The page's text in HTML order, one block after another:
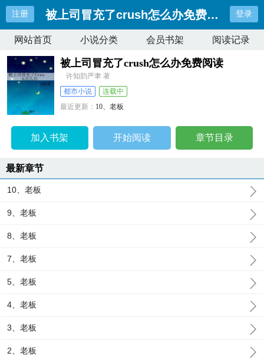
注册 被上司冒充了crush怎么办免费阅读 登录
网站首页 小说分类 会员书架 阅读记录
被上司冒充了crush怎么办免费阅读
许知韵严聿 著
都市小说
连载中
最近更新： 10、老板
加入书架 开始阅读 章节目录
最新章节
10、老板
9、老板
8、老板
7、老板
5、老板
4、老板
3、老板
2、老板